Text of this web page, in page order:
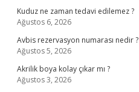
Kuduz ne zaman tedavi edilemez ?
Ağustos 6, 2026
Avbis rezervasyon numarası nedir ?
Ağustos 5, 2026
Akrilik boya kolay çıkar mı ?
Ağustos 3, 2026